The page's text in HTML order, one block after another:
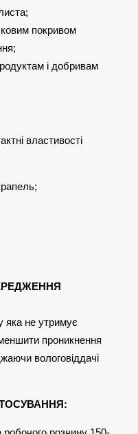
покривом
і добривам
властивості
яка не утримує
проникнення
вологовіддачі